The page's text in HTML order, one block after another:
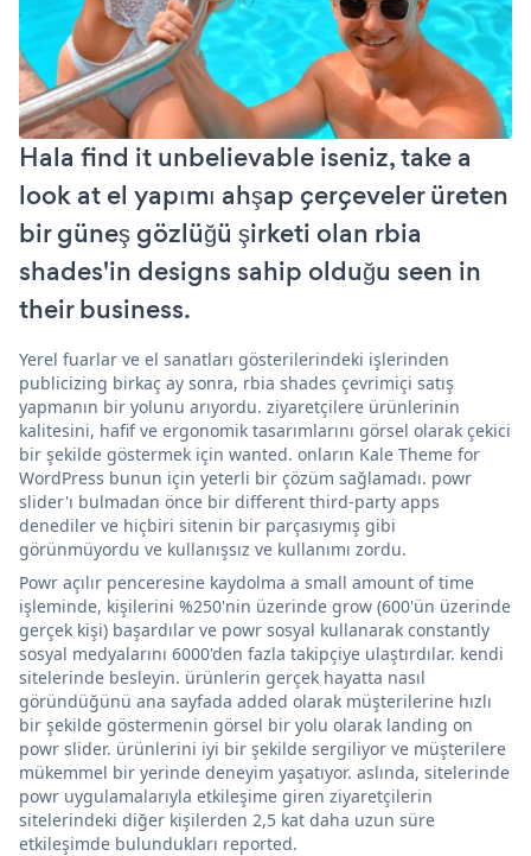
Hala find it unbelievable iseniz, take a
look at el yapımı ahşap çerçeveler üreten
bir güneş gözlüğü şirketi olan rbia
shades'in designs sahip olduğu seen in
their business.
Yerel fuarlar ve el sanatları gösterilerindeki işlerinden
publicizing birkaç ay sonra, rbia shades çevrimiçi satış
yapmanın bir yolunu arıyordu. ziyaretçilere ürünlerinin
kalitesini, hafif ve ergonomik tasarımlarını görsel olarak çekici
bir şekilde göstermek için wanted. onların Kale Theme for
WordPress bunun için yeterli bir çözüm sağlamadı. powr
slider'ı bulmadan önce bir different third-party apps
denediler ve hiçbiri sitenin bir parçasıymış gibi
görünmüyordu ve kullanışsız ve kullanımı zordu.
Powr açılır penceresine kaydolma a small amount of time
işleminde, kişilerini %250'nin üzerinde grow (600'ün üzerinde
gerçek kişi) başardılar ve powr sosyal kullanarak constantly
sosyal medyalarını 6000'den fazla takipçiye ulaştırdılar. kendi
sitelerinde besleyin. ürünlerin gerçek hayatta nasıl
göründüğünü ana sayfada added olarak müşterilerine hızlı
bir şekilde göstermenin görsel bir yolu olarak landing on
powr slider. ürünlerini iyi bir şekilde sergiliyor ve müşterilere
mükemmel bir yerinde deneyim yaşatıyor. aslında, sitelerinde
powr uygulamalarıyla etkileşime giren ziyaretçilerin
sitelerindeki diğer kişilerden 2,5 kat daha uzun süre
etkileşimde bulundukları reported.